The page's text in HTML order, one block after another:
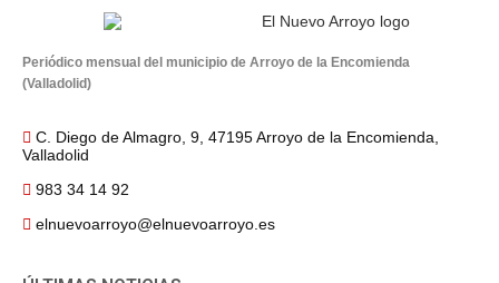
Periódico mensual del municipio de Arroyo de la Encomienda
(Valladolid)
C. Diego de Almagro, 9, 47195 Arroyo de la Encomienda,
Valladolid
983 34 14 92
elnuevoarroyo@elnuevoarroyo.es